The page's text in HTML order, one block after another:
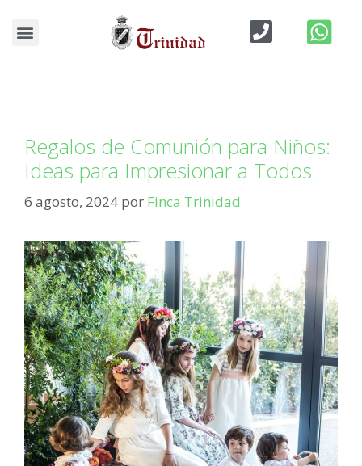
detalles de comunion
Regalos de Comunión para Niños:
Ideas para Impresionar a Todos
6 agosto, 2024 por Finca Trinidad